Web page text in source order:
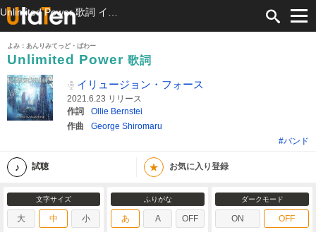
よみ：あんりみてっど・ぱわー
Unlimited Power 歌詞
イリュージョン・フォース
2021.6.23 リリース
作詞
Ollie Bernstei
作曲
George Shiromaru
#バンド
試聴 ★ お気に入り登録
文字サイズ
大 中 小
ふりがな
あ A OFF
ダークモード
ON OFF